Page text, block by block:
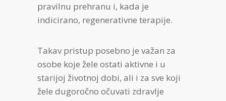
pravilnu prehranu i, kada je
indicirano, regenerativne terapije.
Takav pristup posebno je važan za
osobe koje žele ostati aktivne i u
starijoj životnoj dobi, ali i za sve koji
žele dugoročno očuvati zdravlje